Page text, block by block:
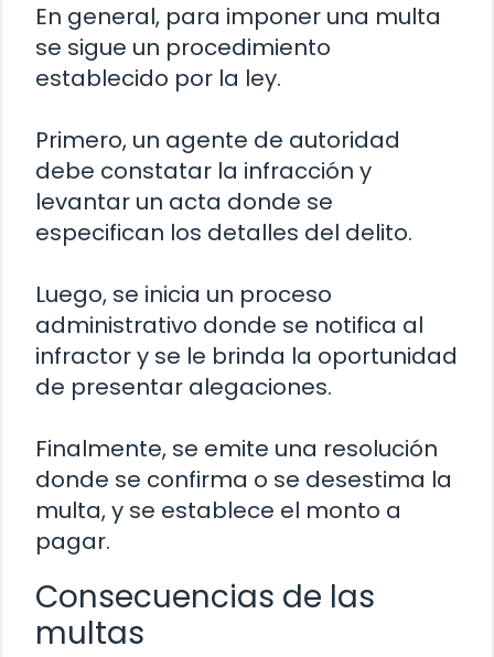
En general, para imponer una multa
se sigue un procedimiento
establecido por la ley.
Primero, un agente de autoridad
debe constatar la infracción y
levantar un acta donde se
especifican los detalles del delito.
Luego, se inicia un proceso
administrativo donde se notifica al
infractor y se le brinda la oportunidad
de presentar alegaciones.
Finalmente, se emite una resolución
donde se confirma o se desestima la
multa, y se establece el monto a
pagar.
Consecuencias de las
multas